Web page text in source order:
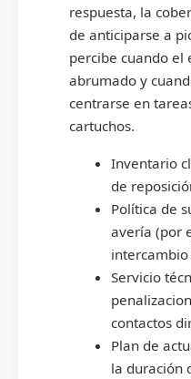
respuesta, la
de anticiparse a
percibe cuando el
abrumado y
centrarse en
cartuchos.
Inventario
de
Política de
avería (por
Servicio
contactos
Plan de
la duración